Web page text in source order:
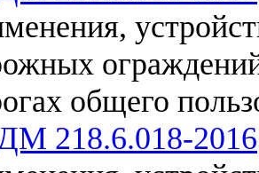
общего
218.6.018-2016